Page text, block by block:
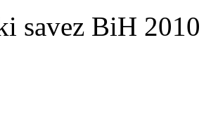
savez BiH 2010